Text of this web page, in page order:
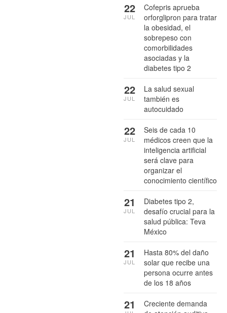
Cofepris aprueba
orforglipron para tratar
la obesidad, el
sobrepeso con
comorbilidades
asociadas y la
diabetes tipo 2
22
JUL
La salud sexual
también es
autocuidado
22
JUL
Seis de cada 10
médicos creen que la
inteligencia artificial
será clave para
organizar el
conocimiento científico
22
JUL
Diabetes tipo 2,
desafío crucial para la
salud pública: Teva
México
21
JUL
Hasta 80% del daño
solar que recibe una
persona ocurre antes
de los 18 años
21
JUL
Creciente demanda
21